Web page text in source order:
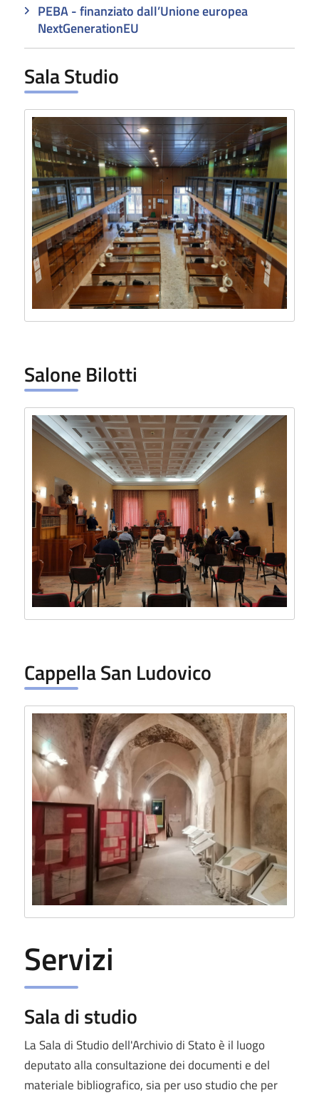
PEBA - finanziato dall’Unione europea
NextGenerationEU
Sala Studio
Salone Bilotti
Cappella San Ludovico
Servizi
Sala di studio
La Sala di Studio dell'Archivio di Stato è il luogo
deputato alla consultazione dei documenti e del
materiale bibliografico, sia per uso studio che per